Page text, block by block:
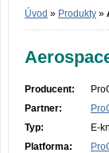
Vyhľadávanie
Úvod » Produkty »
Producent:
Partner:
Typ:
E-
Platforma: